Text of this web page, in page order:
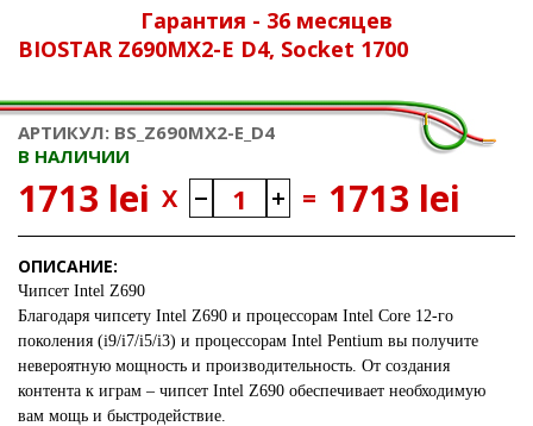
Гарантия - 36 месяцев
BIOSTAR Z690MX2-E D4, Socket 1700
АРТИКУЛ: BS_Z690MX2-E_D4
В НАЛИЧИИ
1713 lei X = 1713 lei
ОПИСАНИЕ:
Чипсет Intel Z690
Благодаря чипсету Intel Z690 и процессорам Intel Core 12-го
поколения (i9/i7/i5/i3) и процессорам Intel Pentium вы получите
невероятную мощность и производительность. От создания
контента к играм – чипсет Intel Z690 обеспечивает необходимую
вам мощь и быстродействие.